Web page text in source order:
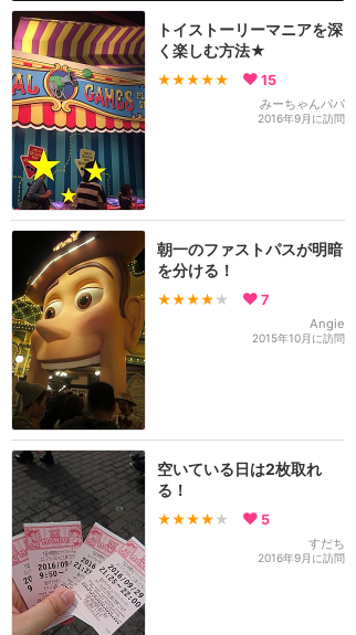
トイストーリーマニアを深
く楽しむ方法★
★★★★★ 15
みーちゃんパパ
2016年9月に訪問
朝一のファストパスが明暗
を分ける！
★★★★ ★ 7
Angie
2015年10月に訪問
空いている日は2枚取れ
る！
★★★★ ★ 5
すだち
2016年9月に訪問